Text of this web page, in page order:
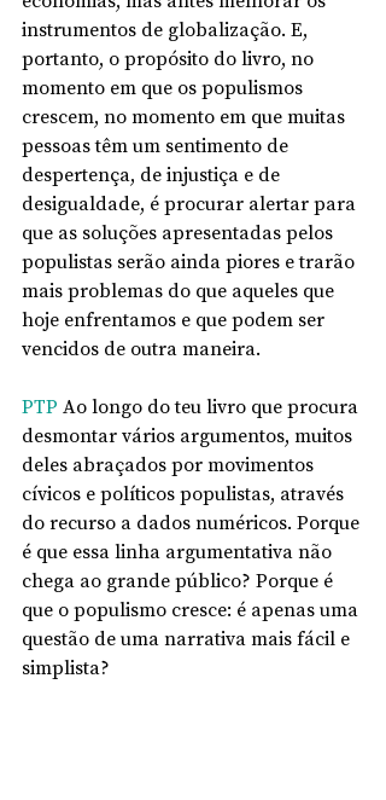
instrumentos de globalização. E,
portanto, o propósito do livro, no
momento em que os populismos
crescem, no momento em que muitas
pessoas têm um sentimento de
despertença, de injustiça e de
desigualdade, é procurar alertar para
que as soluções apresentadas pelos
populistas serão ainda piores e trarão
mais problemas do que aqueles que
hoje enfrentamos e que podem ser
vencidos de outra maneira.
PTP Ao longo do teu livro que procura
desmontar vários argumentos, muitos
deles abraçados por movimentos
cívicos e políticos populistas, através
do recurso a dados numéricos. Porque
é que essa linha argumentativa não
chega ao grande público? Porque é
que o populismo cresce: é apenas uma
questão de uma narrativa mais fácil e
simplista?